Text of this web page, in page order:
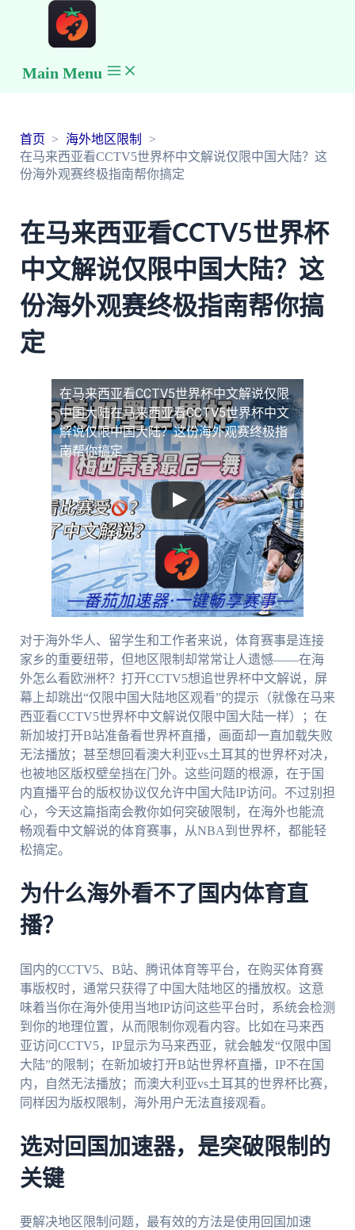
Main Menu
首页
海外地区限制
在马来西亚看CCTV5世界杯中文解说仅限中国大陆？这
份海外观赛终极指南帮你搞定
在马来西亚看CCTV5世界杯
中文解说仅限中国大陆？这
份海外观赛终极指南帮你搞
定
在马来西亚看CCTV5世界杯中文解说仅限
中国大陆在马来西亚看CCTV5世界杯中文
解说仅限中国大陆？这份海外观赛终极指
南帮你搞定
对于海外华人、留学生和工作者来说，体育赛事是连接
家乡的重要纽带，但地区限制却常常让人遗憾——在海
外怎么看欧洲杯？打开CCTV5想追世界杯中文解说，屏
幕上却跳出“仅限中国大陆地区观看”的提示（就像在马来
西亚看CCTV5世界杯中文解说仅限中国大陆一样）；在
新加坡打开B站准备看世界杯直播，画面却一直加载失败
无法播放；甚至想回看澳大利亚vs土耳其的世界杯对决，
也被地区版权壁垒挡在门外。这些问题的根源，在于国
内直播平台的版权协议仅允许中国大陆IP访问。不过别担
心，今天这篇指南会教你如何突破限制，在海外也能流
畅观看中文解说的体育赛事，从NBA到世界杯，都能轻
松搞定。
为什么海外看不了国内体育直
播？
国内的CCTV5、B站、腾讯体育等平台，在购买体育赛
事版权时，通常只获得了中国大陆地区的播放权。这意
味着当你在海外使用当地IP访问这些平台时，系统会检测
到你的地理位置，从而限制你观看内容。比如在马来西
亚访问CCTV5，IP显示为马来西亚，就会触发“仅限中国
大陆”的限制；在新加坡打开B站世界杯直播，IP不在国
内，自然无法播放；而澳大利亚vs土耳其的世界杯比赛，
同样因为版权限制，海外用户无法直接观看。
选对回国加速器，是突破限制的
关键
要解决地区限制问题，最有效的方法是使用回国加速